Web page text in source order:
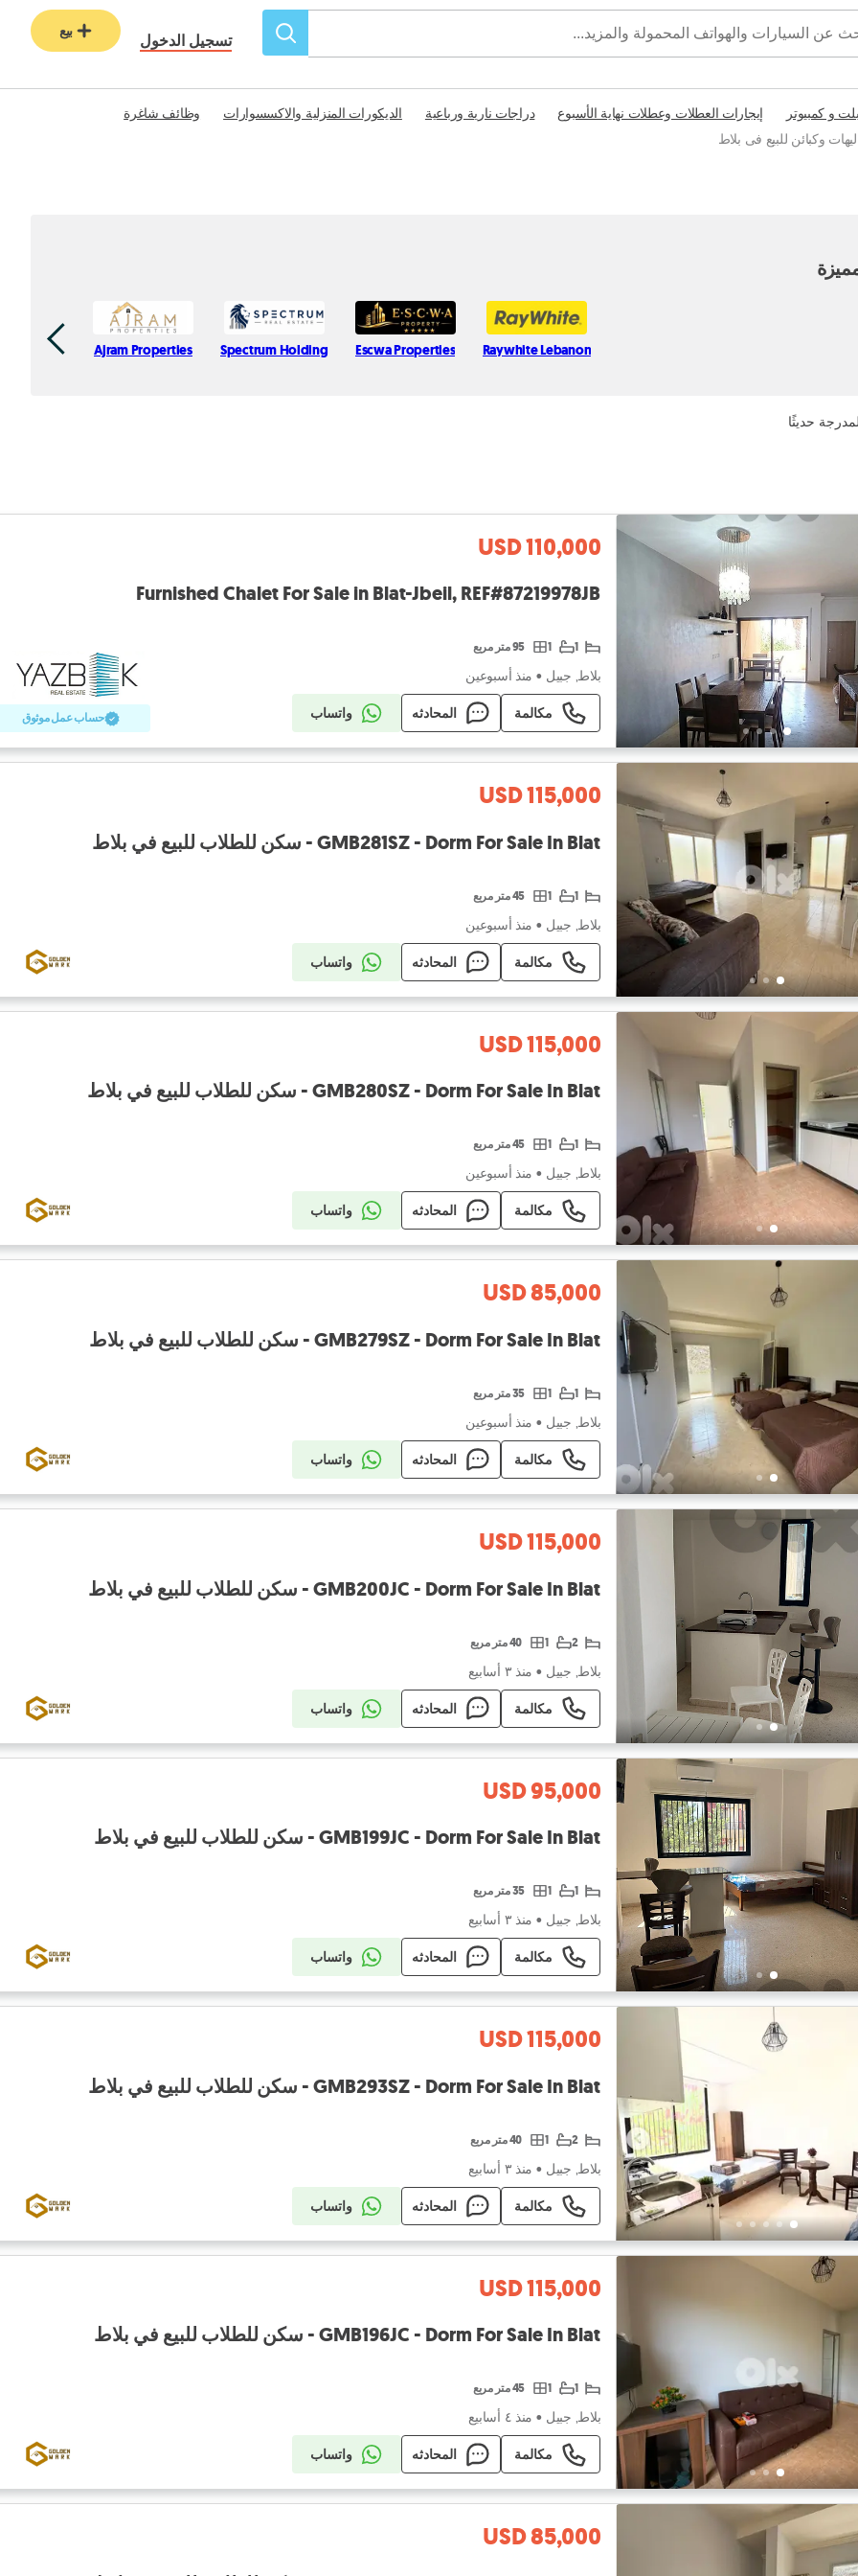
تسجيل الدخول
بيع
و كمبيوتر إيجارات العطلات وعطلات نهاية الأسبوع دراجات نارية ورباعية الديكورات المنزلية والاكسسوارات
وظائف شاغرة
وكبائن للبيع فى بلاط
Ajram Properties Spectrum Holding Escwa Properties Raywhite Lebanon
حديثًا
USD 110,000
Furnished Chalet For Sale in Blat-Jbeil, REF#87219978JB
1
1 95 متر مربع
بلاط, جبيل • منذ أسبوعين
مكالمة المحادثه واتساب حساب عمل موثوق
USD 115,000
GMB281SZ - Dorm For Sale In Blat - سكن للطلاب للبيع في بلاط
1
1 45 متر مربع
بلاط, جبيل • منذ أسبوعين
مكالمة المحادثه واتساب
USD 115,000
GMB280SZ - Dorm For Sale In Blat - سكن للطلاب للبيع في بلاط
1
1 45 متر مربع
بلاط, جبيل • منذ أسبوعين
مكالمة المحادثه واتساب
USD 85,000
GMB279SZ - Dorm For Sale In Blat - سكن للطلاب للبيع في بلاط
1
1 35 متر مربع
بلاط, جبيل • منذ أسبوعين
مكالمة المحادثه واتساب
USD 115,000
GMB200JC - Dorm For Sale In Blat - سكن للطلاب للبيع في بلاط
2
1 40 متر مربع
بلاط, جبيل • منذ ٣ أسابيع
مكالمة المحادثه واتساب
USD 95,000
GMB199JC - Dorm For Sale In Blat - سكن للطلاب للبيع في بلاط
1
1 35 متر مربع
بلاط, جبيل • منذ ٣ أسابيع
مكالمة المحادثه واتساب
USD 115,000
GMB293SZ - Dorm For Sale In Blat - سكن للطلاب للبيع في بلاط
2
1 40 متر مربع
بلاط, جبيل • منذ ٣ أسابيع
مكالمة المحادثه واتساب
USD 115,000
GMB196JC - Dorm For Sale In Blat - سكن للطلاب للبيع في بلاط
1
1 45 متر مربع
بلاط, جبيل • منذ ٤ أسابيع
مكالمة المحادثه واتساب
USD 85,000